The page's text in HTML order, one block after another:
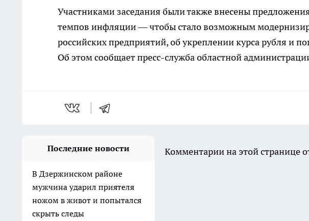
Участниками заседания были также внесены
темпов инфляции — чтобы стало возможным
российских предприятий, об укреплении курса рубля и
Об этом сообщает пресс-служба областной
Последние новости
В Дзержинском районе
мужчина ударил приятеля
ножом в живот и попытался
скрыть следы
Комментарии на этой странице